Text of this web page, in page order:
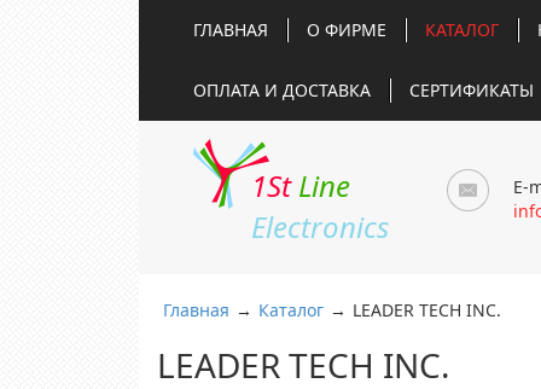
ГЛАВНАЯ О ФИРМЕ КАТАЛОГ
ОПЛАТА И ДОСТАВКА СЕРТИФИКАТЫ
1St Line
Electronics
E-
Главная → Каталог → LEADER TECH INC.
LEADER TECH INC.